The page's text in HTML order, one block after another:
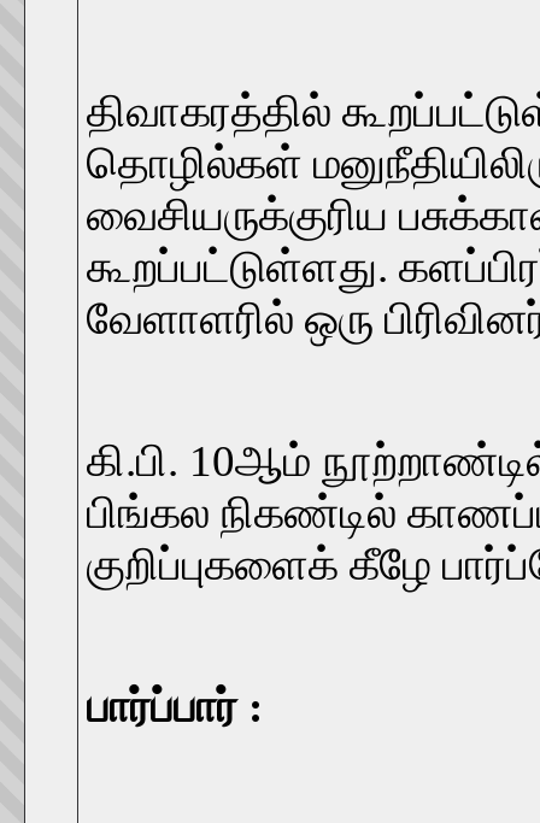
திவாகரத்தில்
தொழில்கள்
வைசியருக்குரிய
கூறப்பட்டுள்ளது.
வேளாளரில் ஒரு
கி.பி. 10ஆம்
பிங்கல நிகண்டில்
குறிப்புகளைக் கீழே
பார்ப்பார் :